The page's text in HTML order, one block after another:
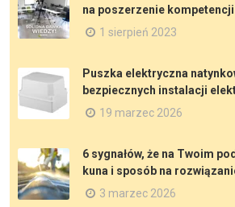
na poszerzenie
1 sierpień 2023
Puszka elektryczna
bezpiecznych instalacji
19 marzec 2026
6 sygnałów, że na Twoim
kuna i sposób na
3 marzec 2026